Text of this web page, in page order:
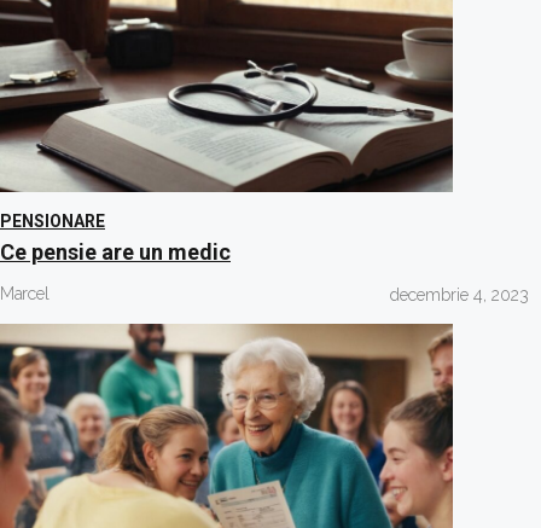
PENSIONARE
Ce pensie are un medic
Marcel decembrie 4, 2023